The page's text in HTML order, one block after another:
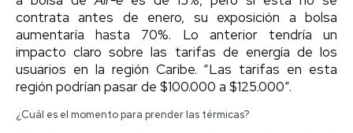
contrata antes de enero, su exposición a bolsa
aumentaría hasta 70%. Lo anterior tendría un
impacto claro sobre las tarifas de energía de los
usuarios en la región Caribe. “Las tarifas en esta
región podrían pasar de $100.000 a $125.000”.
¿Cuál es el momento para prender las térmicas?